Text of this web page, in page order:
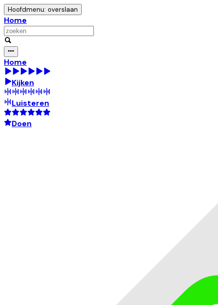
Hoofdmenu: overslaan
Home
Home
Kijken
Luisteren
Doen